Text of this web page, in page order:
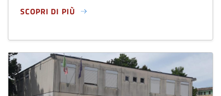
SCOPRI DI PIÙ
RISERVA NATURALE REGIONALE RIPA BIANCA